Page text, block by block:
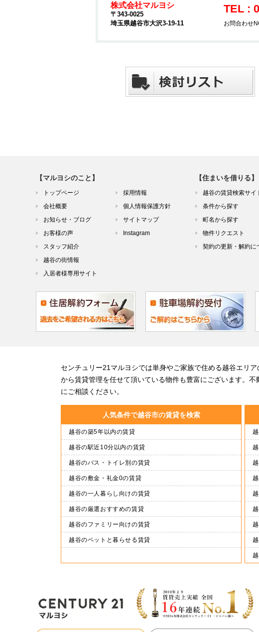
株式会社マルヨシ
〒343-0025
埼玉県越谷市大沢3-19-11
TEL :
お問合わせ
【マルヨシのこと】
トップページ
会社概要
お知らせ・ブログ
お客様の声
スタッフ紹介
越谷の街情報
入居者様専用サイト
採用情報
個人情報保護方針
サイトマップ
Instagram
【住まいを借りる】
越谷の賃貸検索サイ
条件から探す
町名から探す
物件リクエスト
契約の更新・解約に
センチュリー21マルヨシでは単身やご家族で住める越谷エリ
から賃貸管理を任せて頂いている物件も豊富にございます。
にご相談ください。
人気条件で越谷市の賃貸を検索
越谷の築5年以内の賃貸
越谷の駅近10分以内の賃貸
越谷のバス・トイレ別の賃貸
越谷の敷金・礼金0の賃貸
越谷の一人暮らし向けの賃貸
越谷の厳選おすすめの賃貸
越谷のファミリー向けの賃貸
越谷のペットと暮らせる賃貸